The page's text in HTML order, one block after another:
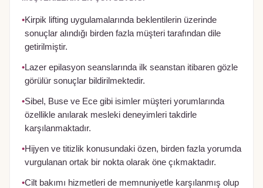
•Kirpik lifting uygulamalarında beklentilerin üzerinde
sonuçlar alındığı birden fazla müşteri tarafından dile
getirilmiştir.
•Lazer epilasyon seanslarında ilk seanstan itibaren gözle
görülür sonuçlar bildirilmektedir.
•Sibel, Buse ve Ece gibi isimler müşteri yorumlarında
özellikle anılarak mesleki deneyimleri takdirle
karşılanmaktadır.
•Hijyen ve titizlik konusundaki özen, birden fazla yorumda
vurgulanan ortak bir nokta olarak öne çıkmaktadır.
•Cilt bakımı hizmetleri de memnuniyetle karşılanmış olup